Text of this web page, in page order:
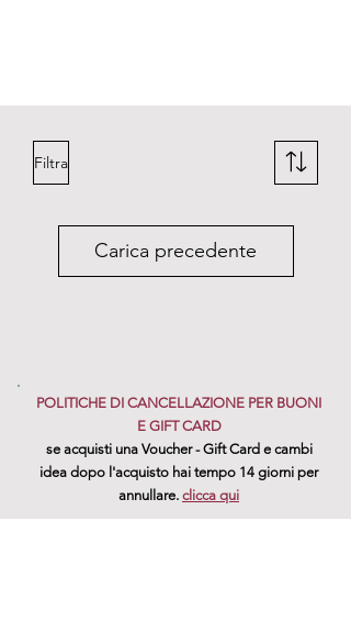
Filtra
Carica precedente
POLITICHE DI CANCELLAZIONE PER BUONI
E GIFT CARD
se acquisti una Voucher - Gift Card e cambi
idea dopo l'acquisto hai tempo 14 giorni per
annullare. clicca qui